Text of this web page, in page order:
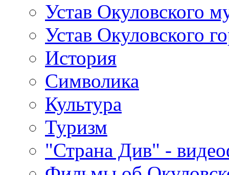
Устав Окуловского
Устав Окуловского
История
Символика
Культура
Туризм
"Страна Див" -